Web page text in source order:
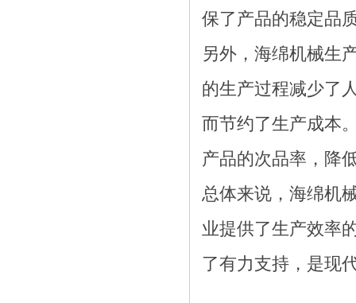
保了产品的稳定品
另外，海绵机械生
的生产过程减少了
而节约了生产成本
产品的次品率，降
总体来说，海绵机
业提供了生产效率
了有力支持，是现